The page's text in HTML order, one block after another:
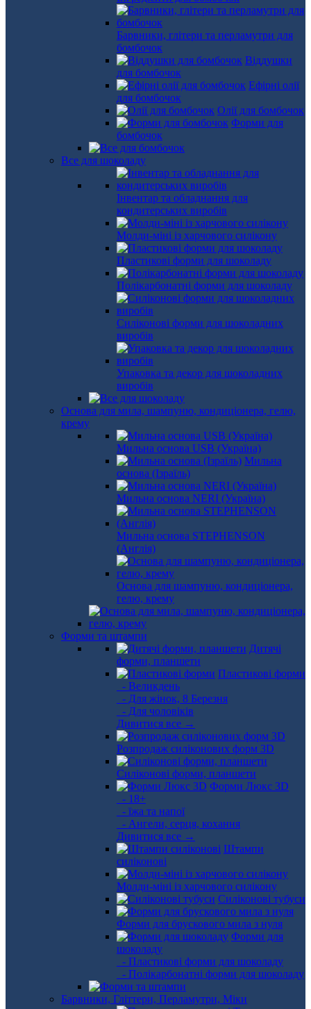
Барвники, глітери та перламутри для
бомбочок
Віддушки
для бомбочок
Ефірні олії
для бомбочок
Олії для бомбочок
Форми для
бомбочок
Все для шоколаду
Інвентар та обладнання для
кондитерських виробів
Молди-міні із харчового силікону
Пластикові форми для шоколаду
Полікарбонатні форми для шоколаду
Силіконові форми для шоколадних
виробів
Упаковка та декор для шоколадних
виробів
Основа для мила, шампуню, кондиціонера, гелю,
крему
Мильна основа USB (Україна)
Мильна
основа (Ізраїль)
Мильна основа NERI (Україна)
Мильна основа STEPHENSON
(Англія)
Основа для шампуню, кондиціонера,
гелю, крему
Форми та штампи
Дитячі
форми, планшети
Пластикові форми
- Великдень
- Для жінок, 8 Березня
- Для чоловіків
Дивитися все →
Розпродаж силіконових форм 3D
Силіконові форми, планшети
Форми Люкс 3D
- 18+
- їжа та напої
- Ангели, серця, кохання
Дивитися все →
Штампи
силіконові
Молди-міні із харчового силікону
Силіконові тубуси
Форми для брускового мила з нуля
Форми для
шоколаду
- Пластикові форми для шоколаду
- Полікарбонатні форми для шоколаду
Барвники, Гліттери, Перламутри, Міки